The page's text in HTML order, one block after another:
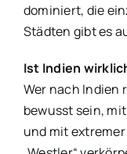
dominiert, die
Städten gibt es
Ist Indien
Wer nach Indien
bewusst sein,
und mit